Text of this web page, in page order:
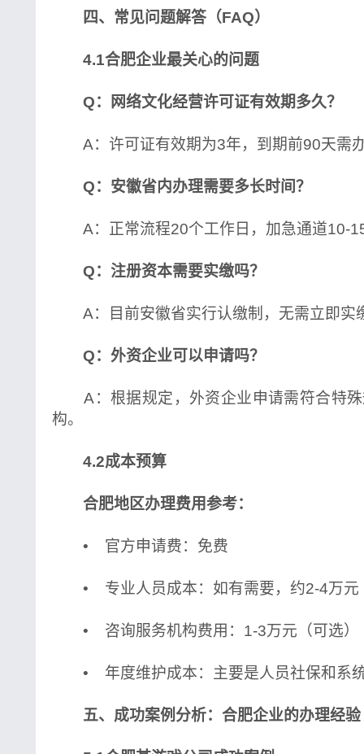
四、常见问题解答（FAQ）
4.1合肥企业最关心的问题
Q：网络文化经营许可证有效期多久？
A：许可证有效期为3年，到期前90天需
Q：安徽省内办理需要多长时间？
A：正常流程20个工作日，加急通道10-
Q：注册资本需要实缴吗？
A：目前安徽省实行认缴制，无需立即实
Q：外资企业可以申请吗？
A：根据规定，外资企业申请需符合特殊
构。
4.2成本预算
合肥地区办理费用参考：
• 官方申请费：免费
• 专业人员成本：如有需要，约2-4万元
• 咨询服务机构费用：1-3万元（可选）
• 年度维护成本：主要是人员社保和系
五、成功案例分析：合肥企业的办理经验